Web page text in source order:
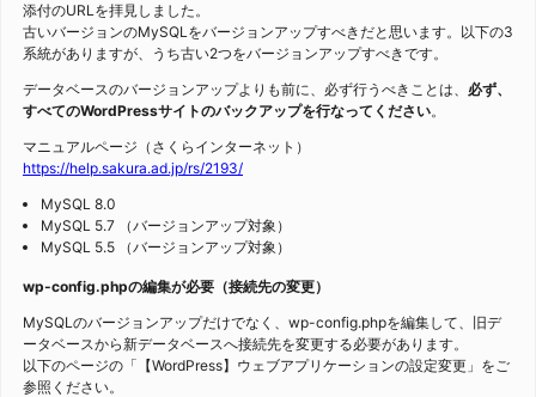
添付のURLを拝見しました。
古いバージョンのMySQLをバージョンアップすべきだと思います。以下の3
系統がありますが、うち古い2つをバージョンアップすべきです。
データベースのバージョンアップよりも前に、必ず行うべきことは、 必ず、
すべてのWordPressサイトのバックアップを行なってください。
マニュアルページ（さくらインターネット）
https://help.sakura.ad.jp/rs/2193/
MySQL 8.0
MySQL 5.7 （バージョンアップ対象）
MySQL 5.5 （バージョンアップ対象）
wp-config.phpの編集が必要（接続先の変更）
MySQLのバージョンアップだけでなく、wp-config.phpを編集して、旧デ
ータベースから新データベースへ接続先を変更する必要があります。
以下のページの「【WordPress】ウェブアプリケーションの設定変更」をご
参照ください。